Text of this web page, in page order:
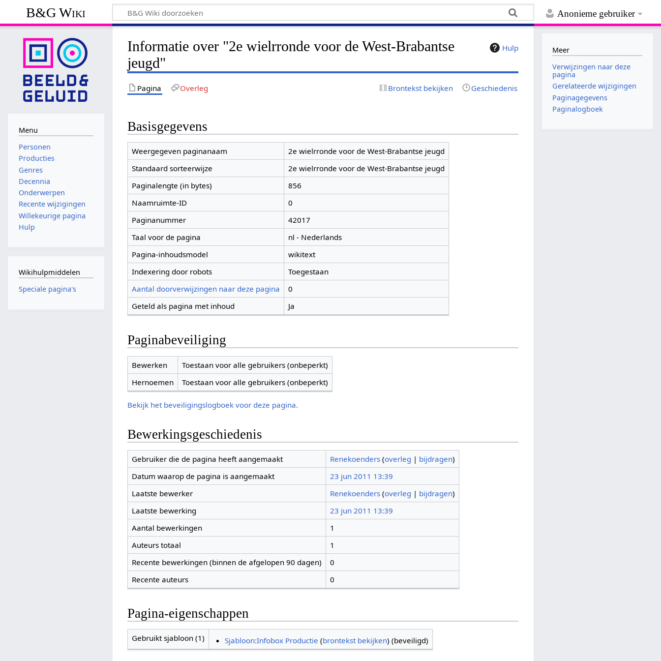
Anonieme gebruiker
B&G Wiki
Hulp
Informatie over "2e wielrronde voor de West-Brabantse
jeugd"
Pagina Overleg Brontekst bekijken Geschiedenis
Basisgegevens
Weergegeven paginanaam
2e wielrronde voor de West-Brabantse jeugd
Standaard sorteerwijze
2e wielrronde voor de West-Brabantse jeugd
Paginalengte (in bytes)
856
Naamruimte-ID
0
Paginanummer
42017
Taal voor de pagina
nl - Nederlands
Pagina-inhoudsmodel
wikitext
Indexering door robots
Toegestaan
Aantal doorverwijzingen naar deze pagina
0
Geteld als pagina met inhoud
Ja
Paginabeveiliging
Bewerken
Toestaan voor alle gebruikers (onbeperkt)
Hernoemen
Toestaan voor alle gebruikers (onbeperkt)
Bekijk het beveiligingslogboek voor deze pagina.
Bewerkingsgeschiedenis
Gebruiker die de pagina heeft aangemaakt Renekoenders (overleg | bijdragen)
Datum waarop de pagina is aangemaakt
23 jun 2011 13:39
Laatste bewerker
Renekoenders (overleg | bijdragen)
Laatste bewerking
23 jun 2011 13:39
Aantal bewerkingen
1
Auteurs totaal
1
Recente bewerkingen (binnen de afgelopen 90 dagen)
0
Recente auteurs
0
Pagina-eigenschappen
Gebruikt sjabloon (1) Sjabloon:Infobox Productie (brontekst bekijken) (beveiligd)
Menu
Personen
Producties
Genres
Decennia
Onderwerpen
Recente wijzigingen
Willekeurige pagina
Hulp
Wikihulpmiddelen
Speciale pagina's
Meer
Verwijzingen naar deze
pagina
Gerelateerde wijzigingen
Paginagegevens
Paginalogboek